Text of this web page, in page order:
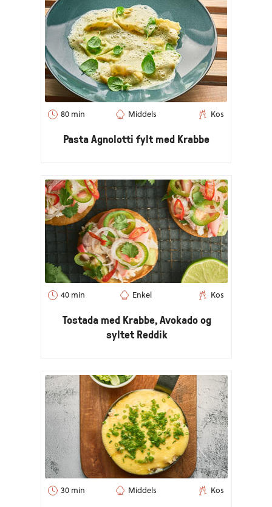
80 min Middels Kos
Pasta Agnolotti fylt med Krabbe
40 min Enkel Kos
Tostada med Krabbe, Avokado og
syltet Reddik
30 min Middels Kos